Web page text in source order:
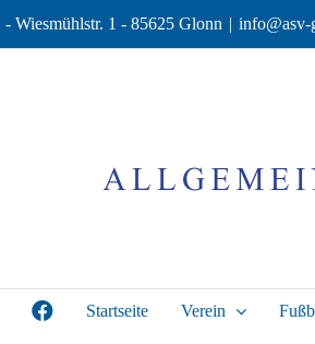
Wiesmühlstr. 1 - 85625 Glonn | info@asv-
Startseite Verein